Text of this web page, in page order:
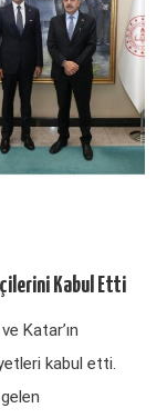
Kabul Etti
Katar’ın
kabul etti.